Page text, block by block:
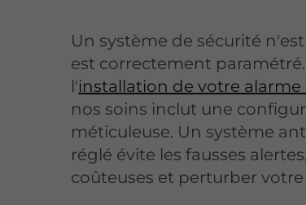
Un système de sécurité
est correctement
l'installation de votre
nos soins inclut une
méticuleuse. Un système
réglé évite les fausses
coûteuses et perturber